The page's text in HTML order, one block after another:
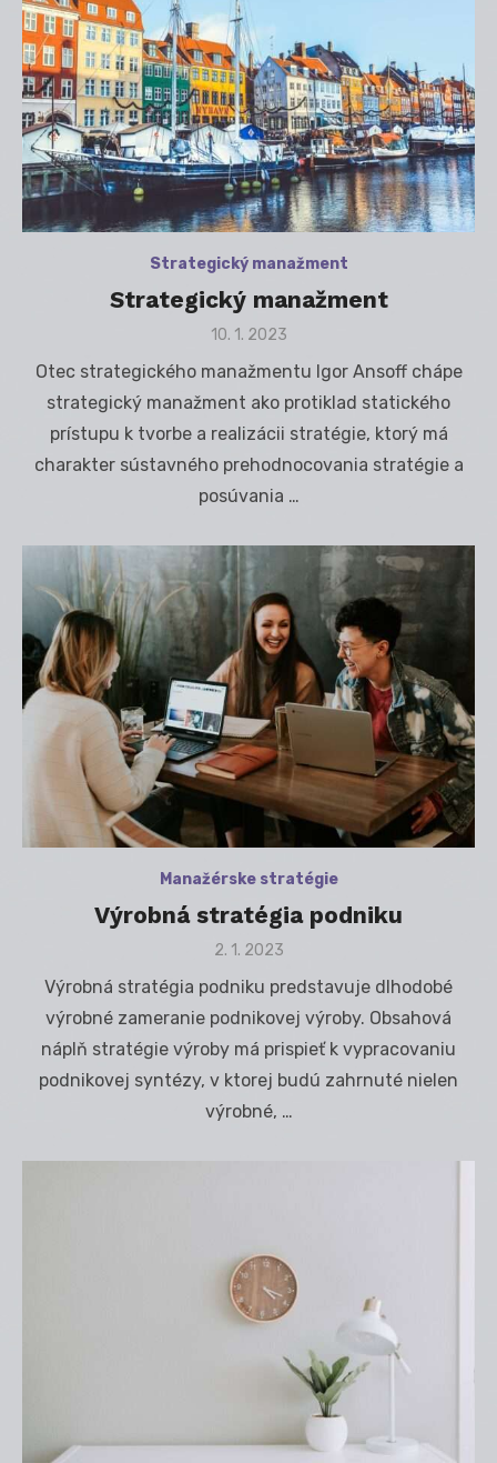
Strategický manažment
Strategický manažment
Posted
10. 1. 2023
Otec strategického manažmentu Igor Ansoff chápe
strategický manažment ako protiklad statického
prístupu k tvorbe a realizácii stratégie, ktorý má
charakter sústavného prehodnocovania stratégie a
posúvania …
Manažérske stratégie
Výrobná stratégia podniku
Posted
2. 1. 2023
Výrobná stratégia podniku predstavuje dlhodobé
výrobné zameranie podnikovej výroby. Obsahová
náplň stratégie výroby má prispieť k vypracovaniu
podnikovej syntézy, v ktorej budú zahrnuté nielen
výrobné, …